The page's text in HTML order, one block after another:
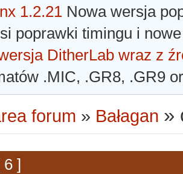
1.2.21 Nowa wersja
poprawki timingu i
DitherLab wraz z
.MIC, .GR8, .GR9
forum » Bałagan »
6 ]